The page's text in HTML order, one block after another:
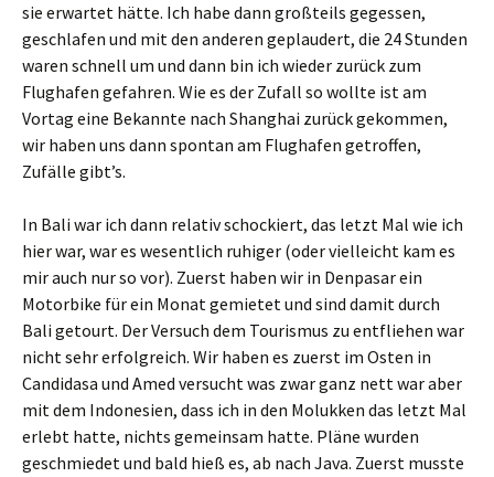
sie erwartet hätte. Ich habe dann großteils gegessen,
geschlafen und mit den anderen geplaudert, die 24 Stunden
waren schnell um und dann bin ich wieder zurück zum
Flughafen gefahren. Wie es der Zufall so wollte ist am
Vortag eine Bekannte nach Shanghai zurück gekommen,
wir haben uns dann spontan am Flughafen getroffen,
Zufälle gibt’s.
In Bali war ich dann relativ schockiert, das letzt Mal wie ich
hier war, war es wesentlich ruhiger (oder vielleicht kam es
mir auch nur so vor). Zuerst haben wir in Denpasar ein
Motorbike für ein Monat gemietet und sind damit durch
Bali getourt. Der Versuch dem Tourismus zu entfliehen war
nicht sehr erfolgreich. Wir haben es zuerst im Osten in
Candidasa und Amed versucht was zwar ganz nett war aber
mit dem Indonesien, dass ich in den Molukken das letzt Mal
erlebt hatte, nichts gemeinsam hatte. Pläne wurden
geschmiedet und bald hieß es, ab nach Java. Zuerst musste